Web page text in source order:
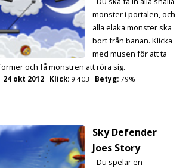
monster i portalen, och
alla elaka monster ska
bort från banan. Klicka
med musen för att ta
och få monstren att röra sig.
24 okt 2012 Klick: 9 403 Betyg: 79%
Sky Defender
Joes Story
- Du spelar en